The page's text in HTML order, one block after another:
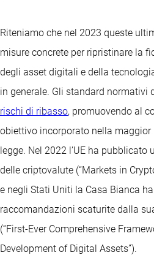
Riteniamo che nel 2023 queste
misure concrete per ripristinare la
degli asset digitali e della
in generale. Gli standard normativi
rischi di ribasso, promuovendo al
obiettivo incorporato nella maggior
legge. Nel 2022 l’UE ha pubblicato
delle criptovalute (“Markets in
e negli Stati Uniti la Casa Bianca
raccomandazioni scaturite dalla
(“First-Ever Comprehensive
Development of Digital Assets”).